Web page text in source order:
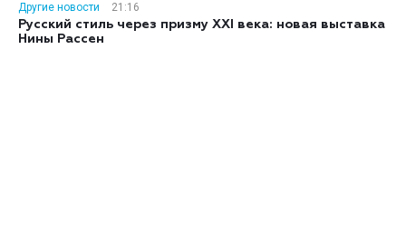
Другие новости
21:16
Русский стиль через призму XXI века: новая выставка
Нины Рассен